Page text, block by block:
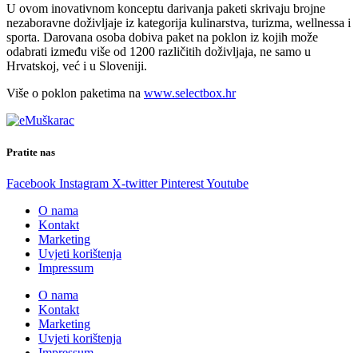
U ovom inovativnom konceptu darivanja paketi skrivaju brojne
nezaboravne doživljaje iz kategorija kulinarstva, turizma, wellnessa i
sporta. Darovana osoba dobiva paket na poklon iz kojih može
odabrati između više od 1200 različitih doživljaja, ne samo u
Hrvatskoj, već i u Sloveniji.
Više o poklon paketima na www.selectbox.hr
Pratite nas
Facebook Instagram X-twitter PinterestYoutube
O nama
Kontakt
Marketing
Uvjeti korištenja
Impressum
O nama
Kontakt
Marketing
Uvjeti korištenja